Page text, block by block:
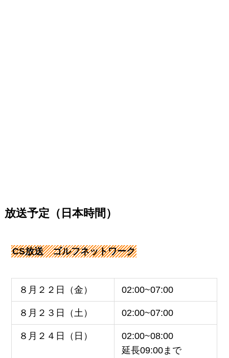
放送予定（日本時間）
CS放送 ゴルフネットワーク
８月２２日（金） 02:00~07:00
８月２３日（土） 02:00~07:00
８月２４日（日）
02:00~08:00
延長09:00まで